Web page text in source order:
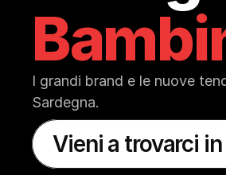
I grandi brand e le nuove
Sardegna.
Vieni a trovarci